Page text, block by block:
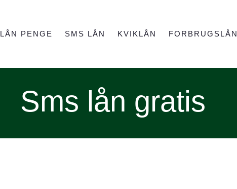
LÅN PENGE SMS LÅN KVIKLÅN FORBRUGSLÅN
Sms lån gratis